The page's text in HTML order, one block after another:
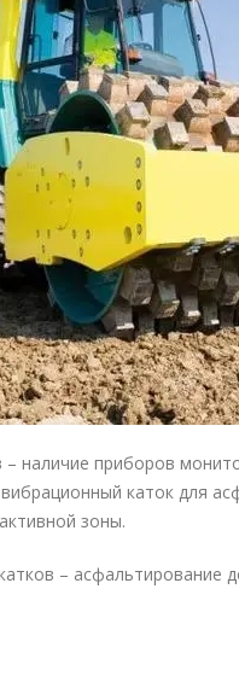
наличие приборов
вибрационный каток для
зоны.
– асфальтирование